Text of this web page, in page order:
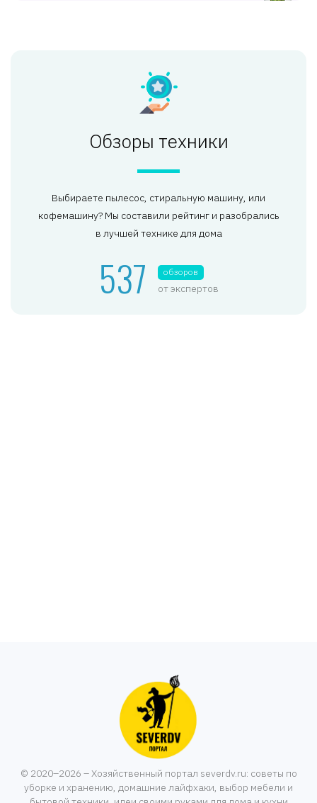
Обзоры техники
Выбираете пылесос, стиральную машину, или
кофемашину? Мы составили рейтинг и разобрались
в лучшей технике для дома
537 обзоров
от экспертов
© 2020–2026 – Хозяйственный портал severdv.ru: советы по
уборке и хранению, домашние лайфхаки, выбор мебели и